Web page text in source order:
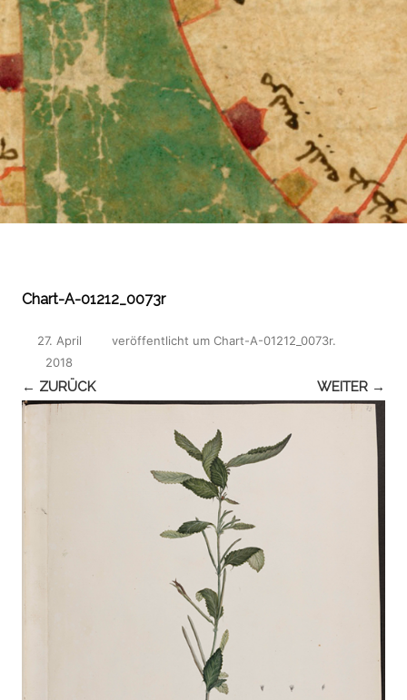
Chart-A-01212_0073r
veröffentlicht
27. April
2018
um Chart-A-01212_0073r.
← ZURÜCK WEITER →